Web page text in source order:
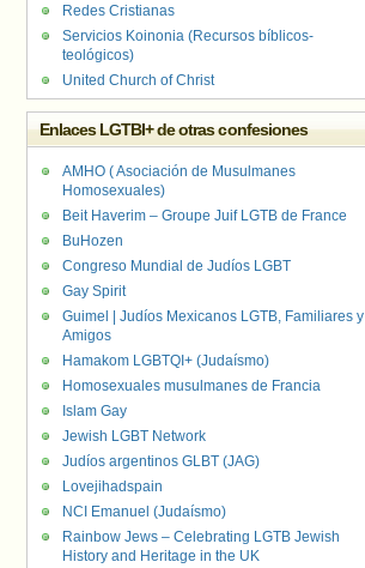
Redes Cristianas
Servicios Koinonia (Recursos bíblicos-
teológicos)
United Church of Christ
Enlaces LGTBI+ de otras confesiones
AMHO ( Asociación de Musulmanes
Homosexuales)
Beit Haverim – Groupe Juif LGTB de France
BuHozen
Congreso Mundial de Judíos LGBT
Gay Spirit
Guimel | Judíos Mexicanos LGTB, Familiares y
Amigos
Hamakom LGBTQI+ (Judaísmo)
Homosexuales musulmanes de Francia
Islam Gay
Jewish LGBT Network
Judíos argentinos GLBT (JAG)
Lovejihadspain
NCI Emanuel (Judaísmo)
Rainbow Jews – Celebrating LGTB Jewish
History and Heritage in the UK